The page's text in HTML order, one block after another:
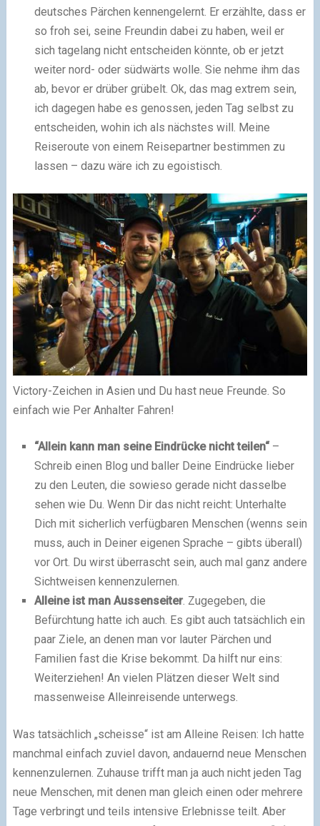
deutsches Pärchen kennengelernt. Er erzählte, dass er
so froh sei, seine Freundin dabei zu haben, weil er
sich tagelang nicht entscheiden könnte, ob er jetzt
weiter nord- oder südwärts wolle. Sie nehme ihm das
ab, bevor er drüber grübelt. Ok, das mag extrem sein,
ich dagegen habe es genossen, jeden Tag selbst zu
entscheiden, wohin ich als nächstes will. Meine
Reiseroute von einem Reisepartner bestimmen zu
lassen – dazu wäre ich zu egoistisch.
Victory-Zeichen in Asien und Du hast neue Freunde. So
einfach wie Per Anhalter Fahren!
“Allein kann man seine Eindrücke nicht teilen“–
Schreib einen Blog und baller Deine Eindrücke lieber
zu den Leuten, die sowieso gerade nicht dasselbe
sehen wie Du. Wenn Dir das nicht reicht: Unterhalte
Dich mit sicherlich verfügbaren Menschen (wenns sein
muss, auch in Deiner eigenen Sprache – gibts überall)
vor Ort. Du wirst überrascht sein, auch mal ganz andere
Sichtweisen kennenzulernen.
Alleine ist man Aussenseiter. Zugegeben, die
Befürchtung hatte ich auch. Es gibt auch tatsächlich ein
paar Ziele, an denen man vor lauter Pärchen und
Familien fast die Krise bekommt. Da hilft nur eins:
Weiterziehen! An vielen Plätzen dieser Welt sind
massenweise Alleinreisende unterwegs.
Was tatsächlich „scheisse“ ist am Alleine Reisen: Ich hatte
manchmal einfach zuviel davon, andauernd neue Menschen
kennenzulernen. Zuhause trifft man ja auch nicht jeden Tag
neue Menschen, mit denen man gleich einen oder mehrere
Tage verbringt und teils intensive Erlebnisse teilt. Aber